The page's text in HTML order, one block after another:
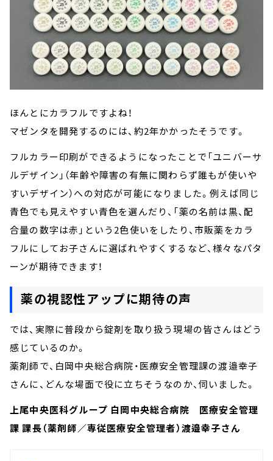
ほんとにカラフルですよね！
マゼンタを開発するのには、約2年かかったそうです。
フルカラー印刷ができるようになったことで「ユニバーサ
ルデザイン」（年齢や障害の有無に関わらず誰もが使いや
すいデザイン）への対応が可能になりました。例えば同じ
青色でも見えやすい青色を選んだり、「薬の名前は黒、配
合量の数字は赤」という2色使いをしたり、市販薬をカラ
フルにしてお子さんに選ばれやすくするなど、様々なパタ
ーンが期待できます！
薬の視認性アップに期待の声
では、実際に普段から錠剤を取り扱う現場の皆さんはどう
感じているのか。
薬剤師で、白岡中央総合病院・医療安全管理課の渡邉幸子
さんに、どんな場面で役に立ちそうなのか、伺いました。
上尾中央医科グループ 白岡中央総合病院 医療安全管理
課 課長（薬剤師／専従医療安全管理者）渡邉幸子さん